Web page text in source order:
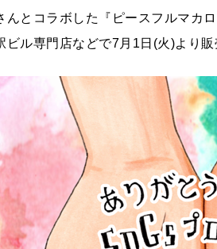
んとコラボした『ピースフルマカ
ビル専門店などで7月1日(火)より販